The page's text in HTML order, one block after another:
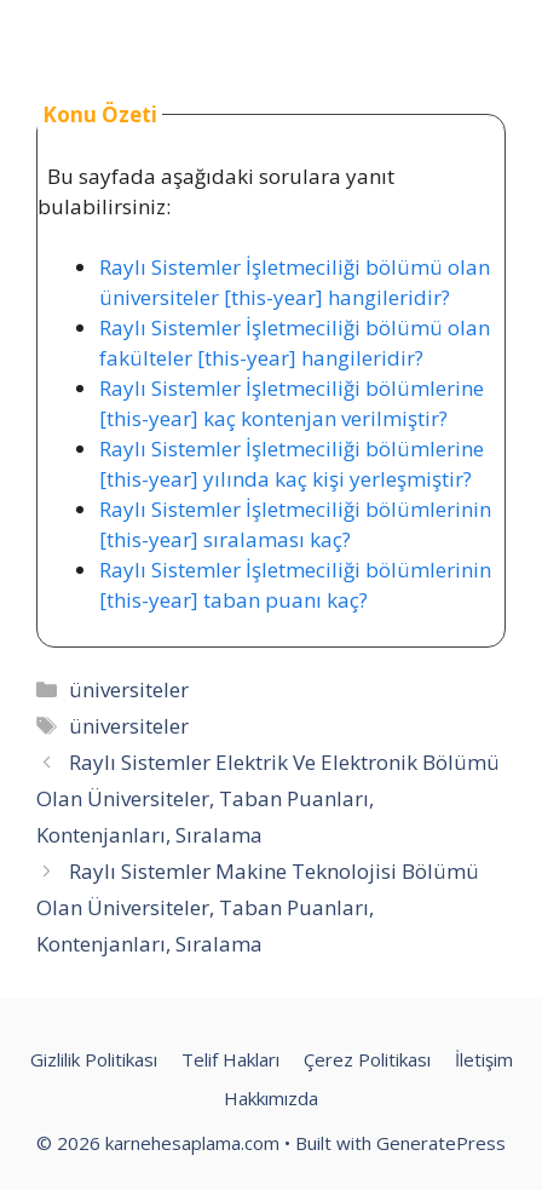
Konu Özeti
Bu sayfada aşağıdaki sorulara yanıt
bulabilirsiniz:
Raylı Sistemler İşletmeciliği bölümü olan
üniversiteler [this-year] hangileridir?
Raylı Sistemler İşletmeciliği bölümü olan
fakülteler [this-year] hangileridir?
Raylı Sistemler İşletmeciliği bölümlerine
[this-year] kaç kontenjan verilmiştir?
Raylı Sistemler İşletmeciliği bölümlerine
[this-year] yılında kaç kişi yerleşmiştir?
Raylı Sistemler İşletmeciliği bölümlerinin
[this-year] sıralaması kaç?
Raylı Sistemler İşletmeciliği bölümlerinin
[this-year] taban puanı kaç?
Kategoriler
üniversiteler
Etiketler
üniversiteler
Raylı Sistemler Elektrik Ve Elektronik Bölümü
Olan Üniversiteler, Taban Puanları,
Kontenjanları, Sıralama
Raylı Sistemler Makine Teknolojisi Bölümü
Olan Üniversiteler, Taban Puanları,
Kontenjanları, Sıralama
Gizlilik Politikası Telif Hakları Çerez Politikası
İletişim
Hakkımızda
© 2026 karnehesaplama.com • Built with GeneratePress